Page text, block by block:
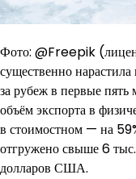
Фото: @Freepik
существенно
за рубеж в первые
объём экспорта в
в стоимостном — на
отгружено свыше 6
долларов США.